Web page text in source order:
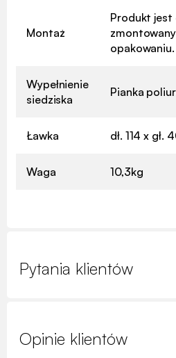
Montaż
Produkt jest
opakowaniu.
Wypełnienie
siedziska
Pianka
Ławka dł. 114 x gł.
Waga 10,3kg
Pytania klientów
Opinie klientów